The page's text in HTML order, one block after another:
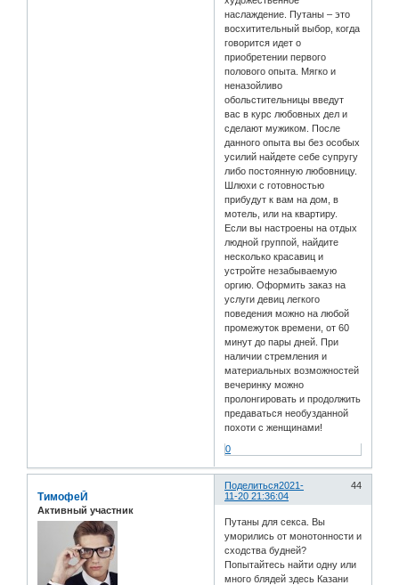
наслаждение. Путаны – это
восхитительный выбор, когда
говорится идет о
приобретении первого
полового опыта. Мягко и
неназойливо
обольстительницы введут
вас в курс любовных дел и
сделают мужиком. После
данного опыта вы без особых
усилий найдете себе супругу
либо постоянную любовницу.
Шлюхи с готовностью
прибудут к вам на дом, в
мотель, или на квартиру.
Если вы настроены на отдых
людной группой, найдите
несколько красавиц и
устройте незабываемую
оргию. Оформить заказ на
услуги девиц легкого
поведения можно на любой
промежуток времени, от 60
минут до пары дней. При
наличии стремления и
материальных возможностей
вечеринку можно
пролонгировать и продолжить
предаваться необузданной
похоти с женщинами!
0
Поделиться 44
2021-
11-20 21:36:04
ТимофеЙ
Активный участник
Путаны для секса. Вы
уморились от монотонности и
сходства будней?
Попытайтесь найти одну или
много блядей здесь Казани